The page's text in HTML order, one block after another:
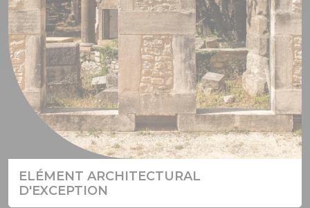
ELÉMENT ARCHITECTURAL
D'EXCEPTION